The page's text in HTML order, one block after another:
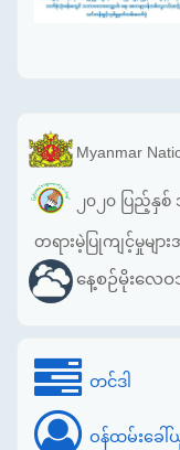
Myanmar
၂၀၂၀ ပြည့်
တရားမဲ့ပြုကျင့်မှုမျာ
နေ့စဉ်မိုးလေ
တင်ဒါ
ဝန်ထမ်းခေါ်ယူ